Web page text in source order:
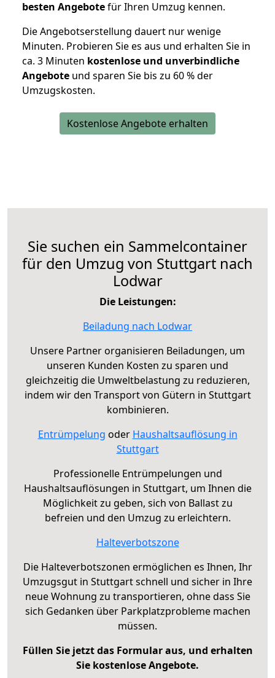
besten Angebotefür Ihren Umzug kennen.
Die Angebotserstellung dauert nur wenige
Minuten. Probieren Sie es aus und erhalten Sie in
ca. 3 Minuten kostenlose und unverbindliche
Angebote und sparen Sie bis zu 60 % der
Umzugskosten.
Kostenlose Angebote erhalten
Sie suchen ein Sammelcontainer
für den Umzug von Stuttgart nach
Lodwar
Die Leistungen:
Beiladung nach Lodwar
Unsere Partner organisieren Beiladungen, um
unseren Kunden Kosten zu sparen und
gleichzeitig die Umweltbelastung zu reduzieren,
indem wir den Transport von Gütern in Stuttgart
kombinieren.
Entrümpelung oder Haushaltsauflösung in
Stuttgart
Professionelle Entrümpelungen und
Haushaltsauflösungen in Stuttgart, um Ihnen die
Möglichkeit zu geben, sich von Ballast zu
befreien und den Umzug zu erleichtern.
Halteverbotszone
Die Halteverbotszonen ermöglichen es Ihnen, Ihr
Umzugsgut in Stuttgart schnell und sicher in Ihre
neue Wohnung zu transportieren, ohne dass Sie
sich Gedanken über Parkplatzprobleme machen
müssen.
Füllen Sie jetzt das Formular aus, und erhalten
Sie kostenlose Angebote.